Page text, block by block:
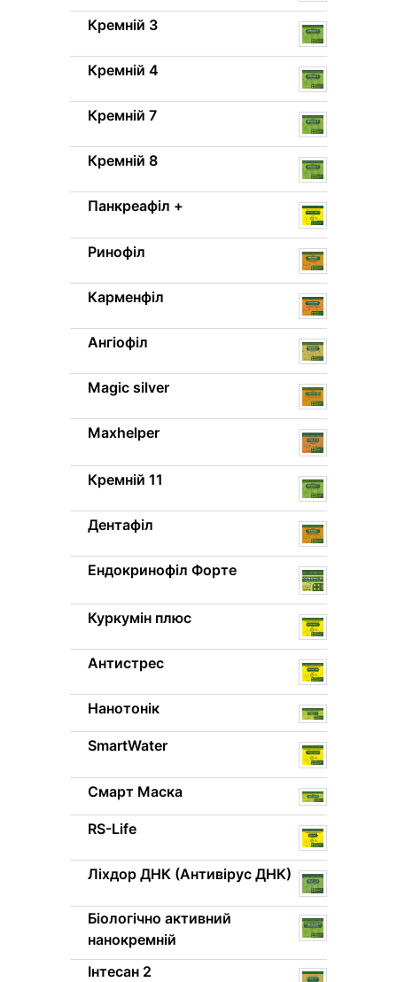
Кремній 3
Кремній 4
Кремній 7
Кремній 8
Панкреафіл +
Ринофіл
Карменфіл
Ангіофіл
Magic silver
Maxhelper
Кремній 11
Дентафіл
Ендокринофіл Форте
Куркумін плюс
Антистрес
Нанотонік
SmartWater
Смарт Маска
RS-Life
Ліхдор ДНК (Антивірус ДНК)
Біологічно активний
нанокремній
Інтесан 2